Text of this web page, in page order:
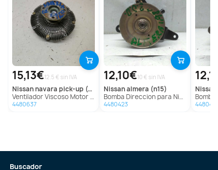
15,13€12.5 € sin IVA
nissan navara pick-up (d40m)
Ventilador Viscoso Motor para Nissan Navara Pick-Up (D40M)
4480637
12,10€10 € sin IVA
nissanalmera (n15)
Bomba Direccion para Nissan Almera (N15)
4480423
nissan
Bomba
Buscador